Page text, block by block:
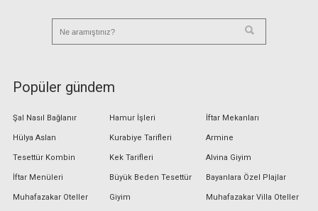
Popüler gündem
Şal Nasıl Bağlanır
Hülya Aslan
Tesettür Kombin
İftar Menüleri
Muhafazakar Oteller
Hamur İşleri
Kurabiye Tarifleri
Kek Tarifleri
Büyük Beden Tesettür
Giyim
İftar Mekanları
Armine
Alvina Giyim
Bayanlara Özel Plajlar
Muhafazakar Villa Oteller